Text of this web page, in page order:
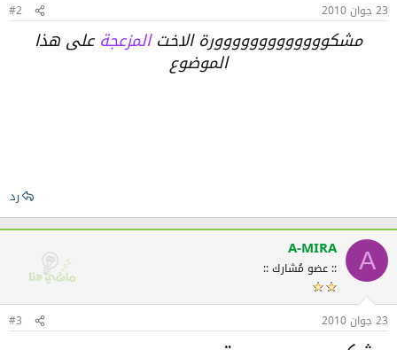
23 جوان 2010 #2
مشكووووووووووووورة الاختالمزعجةعلى هذا
الموضوع
رد
A
A-MIRA
:: عضو مُشارك ::
23 جوان 2010 #3